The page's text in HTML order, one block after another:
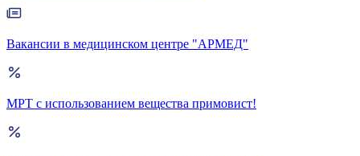
Вакансии в медицинском центре "АРМЕД"
МРТ с использованием вещества примовист!